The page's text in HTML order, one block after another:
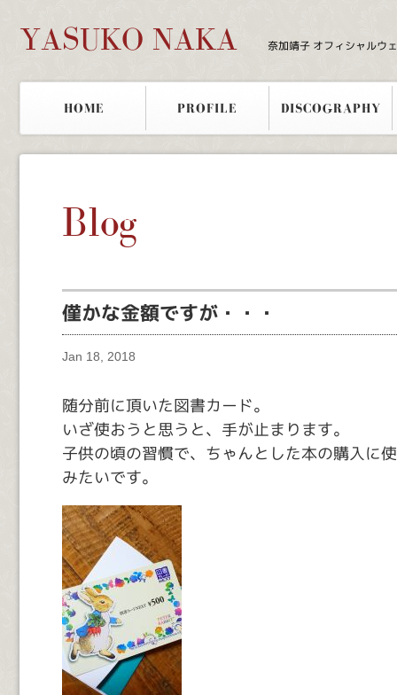
YASUKO NAKA 奈加靖子 オフィシャルウ
HOME PROFILE DISCOGRAPHY
Blog
僅かな金額ですが・・・
Jan 18, 2018
随分前に頂いた図書カード。
いざ使おうと思うと、手が止まります。
子供の頃の習慣で、ちゃんとした本の購入に
みたいです。